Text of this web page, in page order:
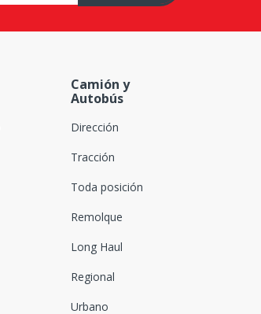
Camión y
Autobús
Dirección
Tracción
Toda posición
Remolque
Long Haul
Regional
Urbano